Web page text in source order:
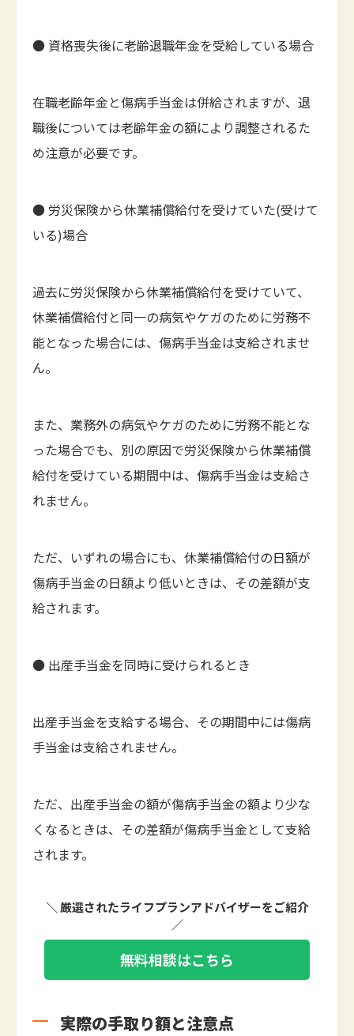
● 資格喪失後に老齢退職年金を受給している場合
在職老齢年金と傷病手当金は併給されますが、退
職後については老齢年金の額により調整されるた
め注意が必要です。
● 労災保険から休業補償給付を受けていた(受けて
いる)場合
過去に労災保険から休業補償給付を受けていて、
休業補償給付と同一の病気やケガのために労務不
能となった場合には、傷病手当金は支給されませ
ん。
また、業務外の病気やケガのために労務不能とな
った場合でも、別の原因で労災保険から休業補償
給付を受けている期間中は、傷病手当金は支給さ
れません。
ただ、いずれの場合にも、休業補償給付の日額が
傷病手当金の日額より低いときは、その差額が支
給されます。
● 出産手当金を同時に受けられるとき
出産手当金を支給する場合、その期間中には傷病
手当金は支給されません。
ただ、出産手当金の額が傷病手当金の額より少な
くなるときは、その差額が傷病手当金として支給
されます。
＼ 厳選されたライフプランアドバイザーをご紹介
／
無料相談はこちら
実際の手取り額と注意点